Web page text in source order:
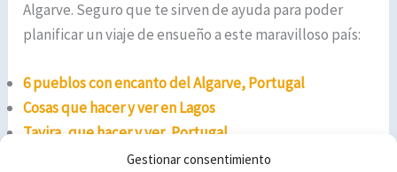
Gestionar consentimiento
Algarve. Seguro que te sirven de ayuda para poder
planificar un viaje de ensueño a este maravilloso país:
6 pueblos con encanto del Algarve, Portugal
Cosas que hacer y ver en Lagos
Tavira, que hacer y ver, Portugal
Ruta en coche por el Algarve de 4 días